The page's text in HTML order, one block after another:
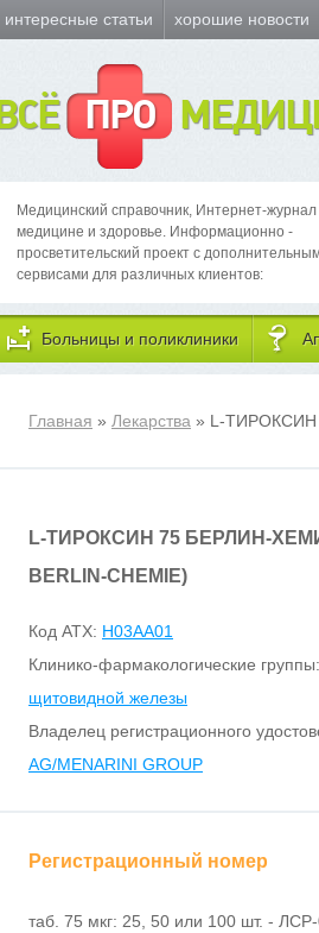
интересные статьи хорошие новости
ВСЁ ПРО
Медицинский справочник, Интернет-журнал
медицине и здоровье. Информационно -
просветительский проект с
сервисами для различных клиентов:
Больницы и поликлиники
Главная » Лекарства » L-
L-ТИРОКСИН 75 БЕРЛИН-ХЕМИ
BERLIN-CHEMIE)
Код ATX: H03AA01
Клинико-фармакологические группы:
щитовидной железы
Владелец регистрационного
AG/MENARINI GROUP
Регистрационный номер
таб. 75 мкг: 25, 50 или 100 шт. -